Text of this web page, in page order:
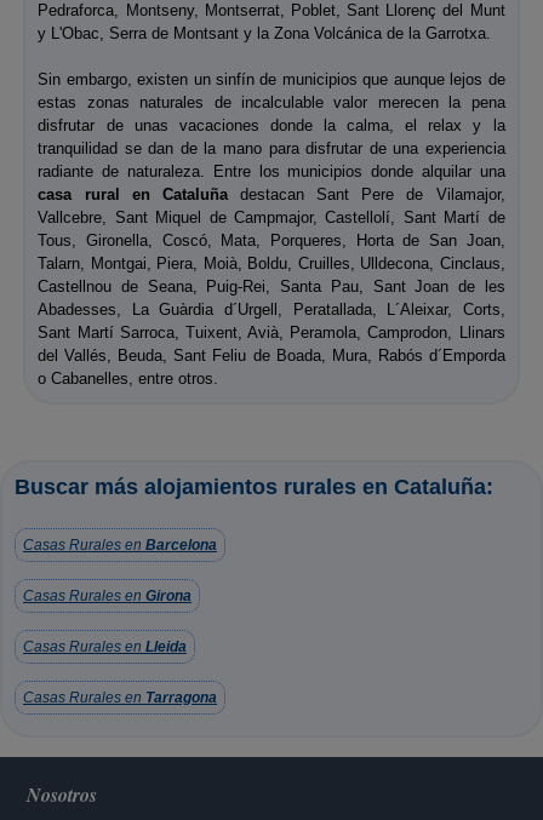
Pedraforca, Montseny, Montserrat, Poblet, Sant Llorenç del Munt
y L'Obac, Serra de Montsant y la Zona Volcánica de la Garrotxa.
Sin embargo, existen un sinfín de municipios que aunque lejos de
estas zonas naturales de incalculable valor merecen la pena
disfrutar de unas vacaciones donde la calma, el relax y la
tranquilidad se dan de la mano para disfrutar de una experiencia
radiante de naturaleza. Entre los municipios donde alquilar una
casa rural en Cataluña destacan Sant Pere de Vilamajor,
Vallcebre, Sant Miquel de Campmajor, Castellolí, Sant Martí de
Tous, Gironella, Coscó, Mata, Porqueres, Horta de San Joan,
Talarn, Montgai, Piera, Moià, Boldu, Cruilles, Ulldecona, Cinclaus,
Castellnou de Seana, Puig-Rei, Santa Pau, Sant Joan de les
Abadesses, La Guàrdia d´Urgell, Peratallada, L´Aleixar, Corts,
Sant Martí Sarroca, Tuixent, Avià, Peramola, Camprodon, Llinars
del Vallés, Beuda, Sant Feliu de Boada, Mura, Rabós d´Emporda
o Cabanelles, entre otros.
Buscar más alojamientos rurales en Cataluña:
Casas Rurales en Barcelona
Casas Rurales en Girona
Casas Rurales en Lleida
Casas Rurales en Tarragona
Nosotros